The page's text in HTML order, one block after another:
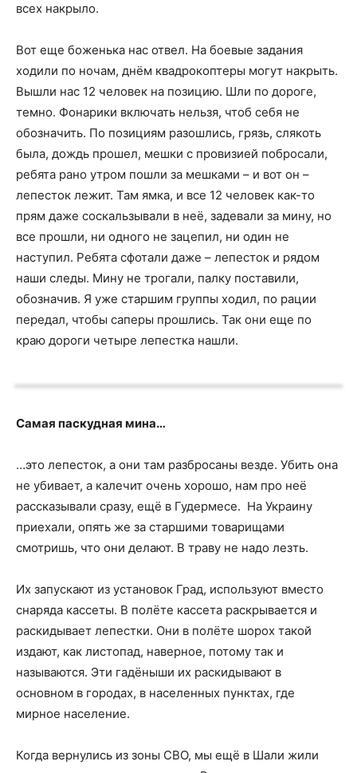
всех накрыло.
Вот еще боженька нас отвел. На боевые задания
ходили по ночам, днём квадрокоптеры могут накрыть.
Вышли нас 12 человек на позицию. Шли по дороге,
темно. Фонарики включать нельзя, чтоб себя не
обозначить. По позициям разошлись, грязь, слякоть
была, дождь прошел, мешки с провизией побросали,
ребята рано утром пошли за мешками – и вот он –
лепесток лежит. Там ямка, и все 12 человек как-то
прям даже соскальзывали в неё, задевали за мину, но
все прошли, ни одного не зацепил, ни один не
наступил. Ребята сфотали даже – лепесток и рядом
наши следы. Мину не трогали, палку поставили,
обозначив. Я уже старшим группы ходил, по рации
передал, чтобы саперы прошлись. Так они еще по
краю дороги четыре лепестка нашли.
Самая паскудная мина…
…это лепесток, а они там разбросаны везде. Убить она
не убивает, а калечит очень хорошо, нам про неё
рассказывали сразу, ещё в Гудермесе. На Украину
приехали, опять же за старшими товарищами
смотришь, что они делают. В траву не надо лезть.
Их запускают из установок Град, используют вместо
снаряда кассеты. В полёте кассета раскрывается и
раскидывает лепестки. Они в полёте шорох такой
издают, как листопад, наверное, потому так и
называются. Эти гадёныши их раскидывают в
основном в городах, в населенных пунктах, где
мирное население.
Когда вернулись из зоны СВО, мы ещё в Шали жили